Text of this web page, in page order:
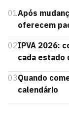
01Após
oferecem
02IPVA 2026:
cada estado
03Quando
calendário